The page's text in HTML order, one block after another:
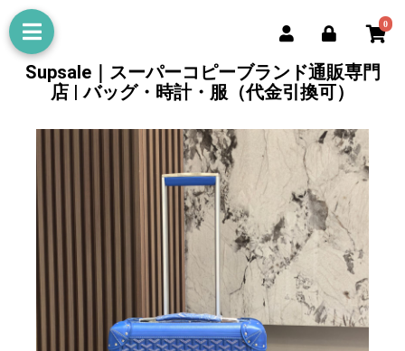
0
Supsale｜スーパーコピーブランド通販専門
店 | バッグ・時計・服（代金引換可）